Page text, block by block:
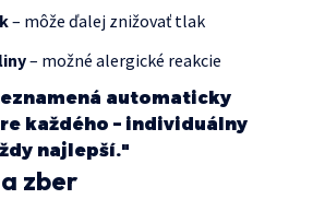
– môže ďalej znižovať tlak
– možné alergické reakcie
automaticky
každého – individuálny
najlepší."
zber